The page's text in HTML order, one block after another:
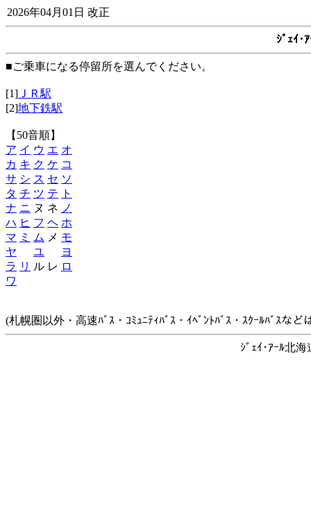
2026年04月01日 改正
ｼﾞｪｲ･
■ご乗車になる停留所を選んでください。
[1] ＪＲ駅
[2]地下鉄駅
【50音順】
ア イ ウ エ オ
カ キ ク ケ コ
サ シ ス セ ソ
タ チ ツ テ
ト
ナ ニ ヌ ネ ノ
ハ ヒ フ ヘ ホ
マ ミ ム メ モ
ヤ
ユ
ヨ
ラ リ ル レ ロ
ワ
(札幌圏以外・高速ﾊﾞｽ・ｺﾐｭﾆﾃｨﾊﾞｽ・ｲﾍﾞﾝﾄﾊﾞｽ・ｽｸｰﾙﾊﾞｽな
ｼﾞｪｲ･ｱｰﾙ北